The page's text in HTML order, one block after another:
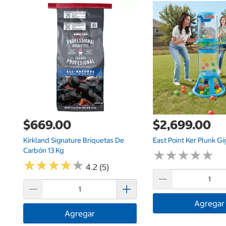
$669.00
Kirkland Signature Briquetas De
Carbón 13 Kg
★★★★★
★★★★★ 4.2 (5)
Agregar
$2,699.00
East Point Ker Plunk
★★★★★
★★★★★
Agregar